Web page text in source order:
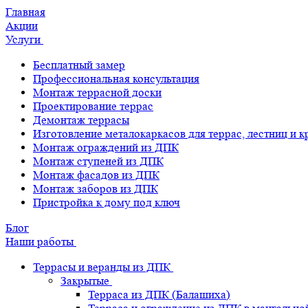
Главная
Акции
Услуги
Бесплатный замер
Профессиональная консультация
Монтаж террасной доски
Проектирование террас
Демонтаж террасы
Изготовление металокаркасов для террас, лестниц и
Монтаж ограждений из ДПК
Монтаж ступеней из ДПК
Монтаж фасадов из ДПК
Монтаж заборов из ДПК
Пристройка к дому под ключ
Блог
Наши работы
Террасы и веранды из ДПК
Закрытые
Терраса из ДПК (Балашиха)